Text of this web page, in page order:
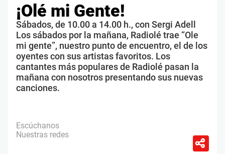
¡Olé mi Gente!
Sábados, de 10.00 a 14.00 h., con Sergi Adell
Los sábados por la mañana, Radiolé trae “Ole
mi gente”, nuestro punto de encuentro, el de los
oyentes con sus artistas favoritos. Los
cantantes más populares de Radiolé pasan la
mañana con nosotros presentando sus nuevas
canciones.
Escúchanos
Nuestras redes